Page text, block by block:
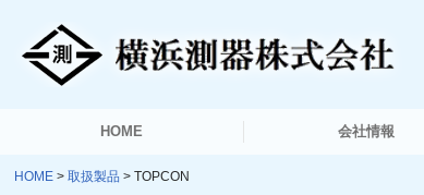
HOME 会社情報
HOME 取扱製品 TOPCON